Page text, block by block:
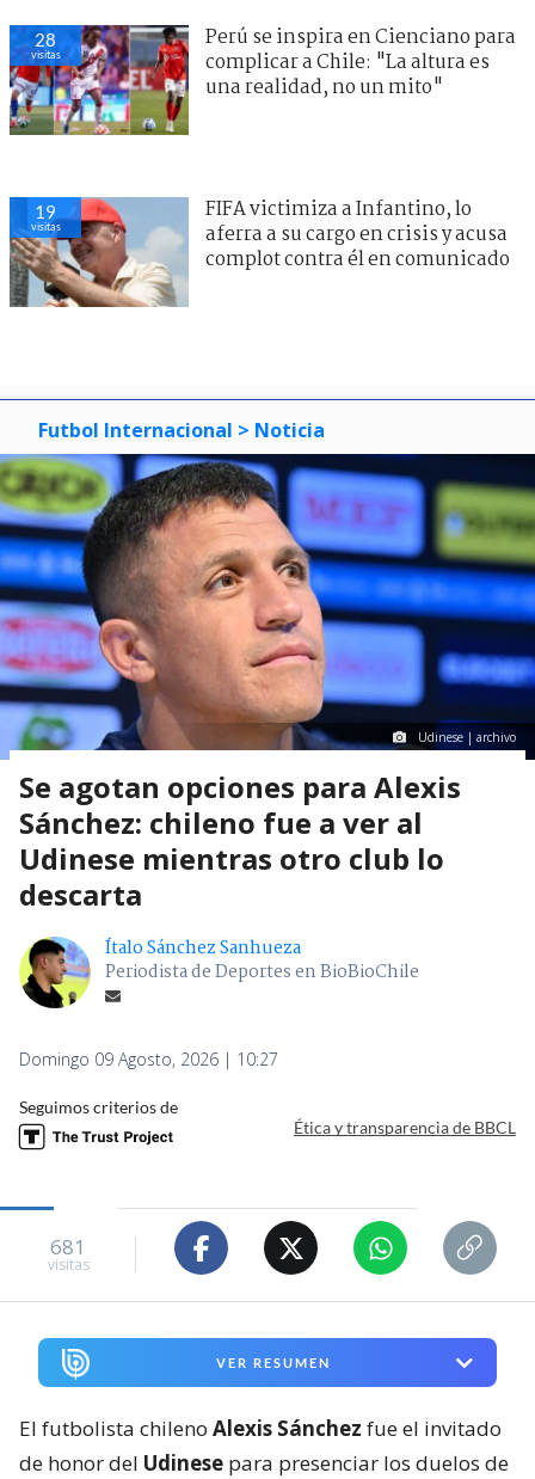
28
visitas
Perú se inspira en Cienciano para
complicar a Chile: "La altura es
una realidad, no un mito"
19
visitas
FIFA victimiza a Infantino, lo
aferra a su cargo en crisis y acusa
complot contra él en comunicado
Futbol Internacional > Noticia
Udinese | archivo
Se agotan opciones para Alexis
Sánchez: chileno fue a ver al
Udinese mientras otro club lo
descarta
Ítalo Sánchez Sanhueza
Periodista de Deportes en BioBioChile
Domingo 09 Agosto, 2026 | 10:27
Seguimos criterios de
Ética y transparencia de BBCL
681
visitas
VER RESUMEN
El futbolista chileno Alexis Sánchez fue el invitado
de honor del Udinese para presenciar los duelos de